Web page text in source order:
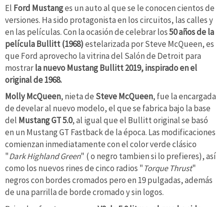
El Ford Mustanges un auto al que se le conocen cientos de
versiones. Ha sido protagonista en los circuitos, las calles y
en las películas. Con la ocasión de celebrar los50 años de la
película Bullitt (1968)estelarizada porSteve McQueen, es
que Ford aprovecho la vitrina del Salón de Detroit para
mostrarla nuevo Mustang Bullitt 2019, inspirado en el
original de 1968.
Molly McQueen, nieta de Steve McQueen, fue la encargada
de develar al nuevo modelo, el que se fabrica bajo la base
del Mustang GT 5.0, al igual que el Bullitt original se basó
en un Mustang GT Fastback de la época. Las modificaciones
comienzan inmediatamente con el color verde clásico
"Dark Highland Green" ( o negro tambien si lo prefieres), así
como los nuevos rines de cinco radios " Torque Thrust"
negros con bordes cromados pero en 19 pulgadas, además
de una parrilla de borde cromado y sin logos.